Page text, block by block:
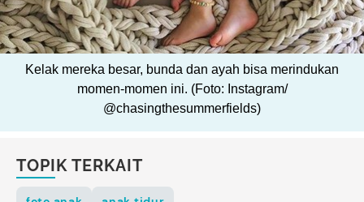
Kelak mereka besar, bunda dan ayah bisa merindukan
momen-momen ini. (Foto: Instagram/
@chasingthesummerfields)
TOPIK TERKAIT